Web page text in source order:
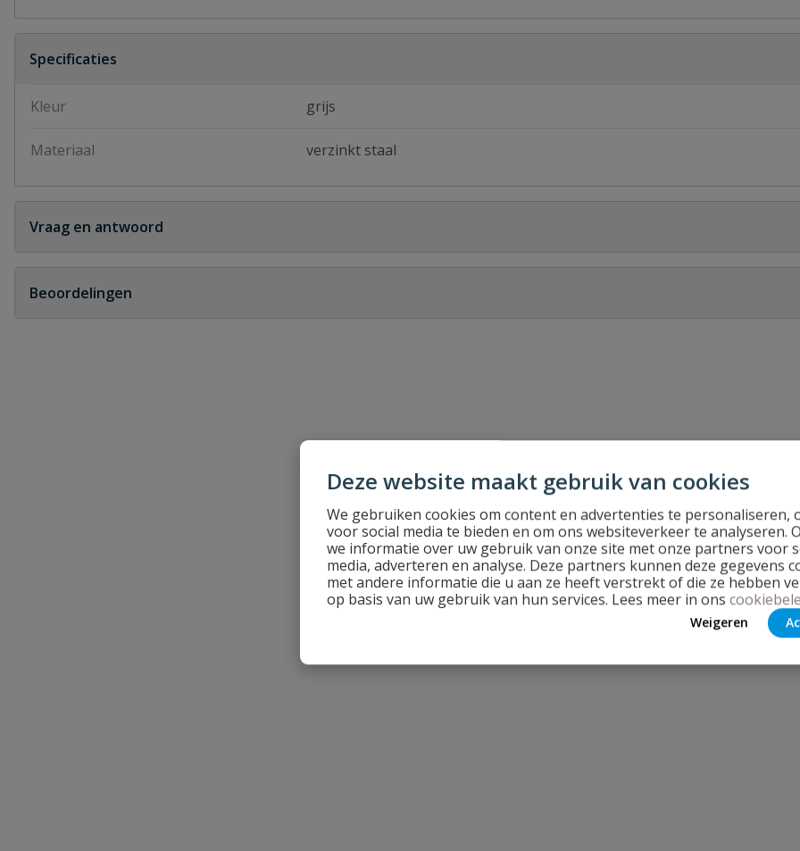
Deze website maakt gebruik van cookies
We gebruiken cookies om content en advertenties te personaliseren,
voor social media te bieden en om ons websiteverkeer te analyseren.
we informatie over uw gebruik van onze site met onze partners voor
media, adverteren en analyse. Deze partners kunnen deze gegevens
met andere informatie die u aan ze heeft verstrekt of die ze hebben
op basis van uw gebruik van hun services. Lees meer in ons
Weigeren
Specificaties
Kleur grijs
Materiaal verzinkt staal
Vraag en antwoord
Geen vragen
Beoordelingen